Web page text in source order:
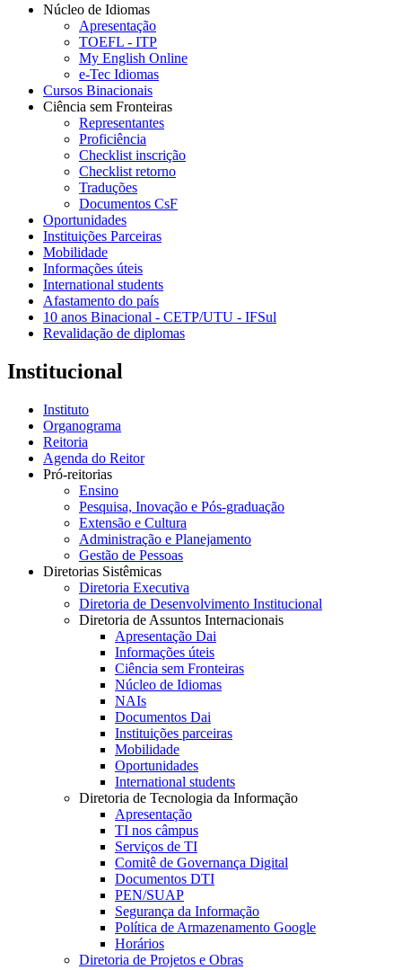
Núcleo de Idiomas
Apresentação
TOEFL - ITP
My English Online
e-Tec Idiomas
Cursos Binacionais
Ciência sem Fronteiras
Representantes
Proficiência
Checklist inscrição
Checklist retorno
Traduções
Documentos CsF
Oportunidades
Instituições Parceiras
Mobilidade
Informações úteis
International students
Afastamento do país
10 anos Binacional - CETP/UTU - IFSul
Revalidação de diplomas
Institucional
Instituto
Organograma
Reitoria
Agenda do Reitor
Pró-reitorias
Ensino
Pesquisa, Inovação e Pós-graduação
Extensão e Cultura
Administração e Planejamento
Gestão de Pessoas
Diretorias Sistêmicas
Diretoria Executiva
Diretoria de Desenvolvimento Institucional
Diretoria de Assuntos Internacionais
Apresentação Dai
Informações úteis
Ciência sem Fronteiras
Núcleo de Idiomas
NAIs
Documentos Dai
Instituições parceiras
Mobilidade
Oportunidades
International students
Diretoria de Tecnologia da Informação
Apresentação
TI nos câmpus
Serviços de TI
Comitê de Governança Digital
Documentos DTI
PEN/SUAP
Segurança da Informação
Política de Armazenamento Google
Horários
Diretoria de Projetos e Obras